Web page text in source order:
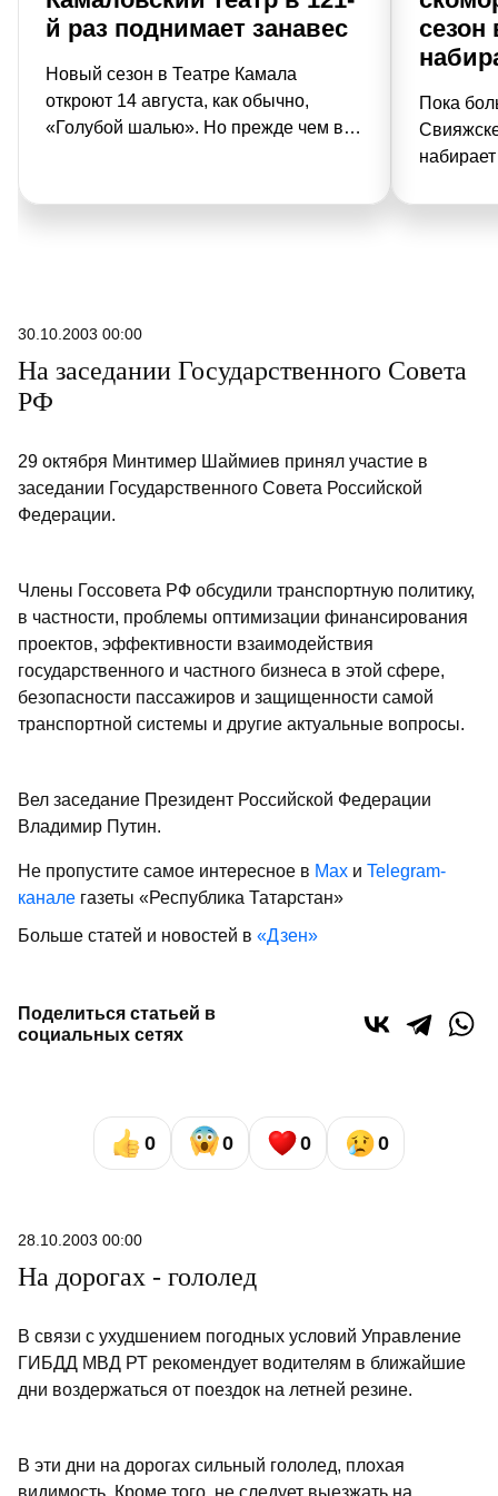
й раз поднимает занавес
Новый сезон в Теат­ре Камала
откроют 14 августа, как обычно,
«Голубой шалью». Но преж­де чем в
Сайдашева, камаловцы устроят
сезон
Пока
30.10.2003 00:00
На заседании Государственного Совета
РФ
29 октября Минтимер Шаймиев принял участие в
заседании Государственного Совета Российской
Федерации.
Члены Госсовета РФ обсудили транспортную политику,
в частности, проблемы оптимизации финансирования
проектов, эффективности взаимодействия
государственного и частного бизнеса в этой сфере,
безопасности пассажиров и защищенности самой
транспортной системы и другие актуальные вопросы.
Вел заседание Президент Российской Федерации
Владимир Путин.
Не пропустите самое интересное в Max и Telegram-
канале газеты «Республика Татарстан»
Больше статей и новостей в «Дзен»
Поделиться статьей в
социальных сетях
0 0 0 0
28.10.2003 00:00
На дорогах - гололед
В связи с ухудшением погодных условий Управление
ГИБДД МВД РТ рекомендует водителям в ближайшие
дни воздержаться от поездок на летней резине.
В эти дни на дорогах сильный гололед, плохая
видимость. Кроме того, не следует выезжать на